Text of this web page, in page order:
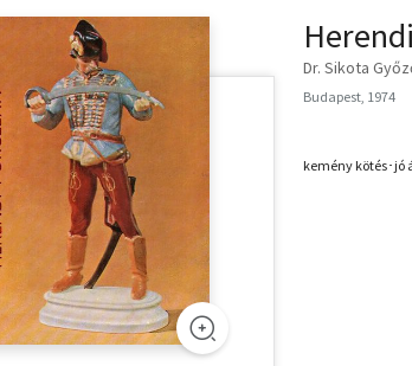
Dr. Sikota
Budapest, 1974
kemény kötés･